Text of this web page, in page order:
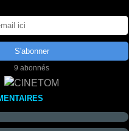
9 abonnés